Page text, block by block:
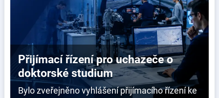
Přijímací řízení pro uchazeče o
doktorské studium
Bylo zveřejněno vyhlášení přijímacího řízení ke